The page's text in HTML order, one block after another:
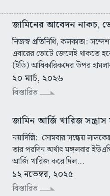
জামিনের আবেদন নাকচ,
নিজস্ব প্রতিনিধি, কলকাতা:
এবারের ভোটে জেলেই থাকতে
(ইডি) আধিকারিকদের উপর
২০ মার্চ, ২০২৬
বিস্তারিত
জামিন আর্জি খারিজ
নয়াদিল্লি: সোমবার সন্ধেয়
তার পরদিন অর্থাৎ মঙ্গলবার
আর্জি খারিজ করে দিল...
১২ নভেম্বর, ২০২৫
বিস্তারিত